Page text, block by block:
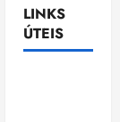
LINKS
ÚTEIS